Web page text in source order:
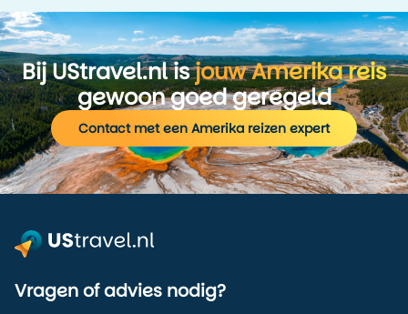
make a type specimen book. It has survived not only five
centuries, but also the leap into electronic typesetting,
remaining essentially unchanged. It was popularised in the
1960s with the release of Letraset sheets containing Lorem
Ipsum passages, and more recently with desktop
publishing software like Aldus PageMaker including
versions of Lorem Ipsum.
Bij UStravel.nl isjouw Amerika reis
gewoon goed geregeld
Contact met een Amerika reizen expert
Vragen of advies nodig?